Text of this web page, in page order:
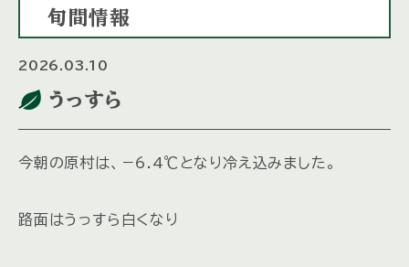
旬間情報
2026.03.10
うっすら
今朝の原村は、－6.4℃となり冷え込みました。
路面はうっすら白くなり